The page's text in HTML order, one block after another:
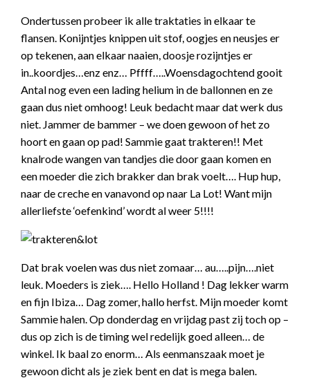
Ondertussen probeer ik alle traktaties in elkaar te
flansen. Konijntjes knippen uit stof, oogjes en neusjes er
op tekenen, aan elkaar naaien, doosje rozijntjes er
in..koordjes…enz enz… Pffff…..Woensdagochtend gooit
Antal nog even een lading helium in de ballonnen en ze
gaan dus niet omhoog! Leuk bedacht maar dat werk dus
niet. Jammer de bammer – we doen gewoon of het zo
hoort en gaan op pad! Sammie gaat trakteren!! Met
knalrode wangen van tandjes die door gaan komen en
een moeder die zich brakker dan brak voelt…. Hup hup,
naar de creche en vanavond op naar La Lot! Want mijn
allerliefste ‘oefenkind’ wordt al weer 5!!!!
Dat brak voelen was dus niet zomaar… au…..pijn….niet
leuk. Moeders is ziek…. Hello Holland ! Dag lekker warm
en fijn Ibiza… Dag zomer, hallo herfst. Mijn moeder komt
Sammie halen. Op donderdag en vrijdag past zij toch op –
dus op zich is de timing wel redelijk goed alleen… de
winkel. Ik baal zo enorm… Als eenmanszaak moet je
gewoon dicht als je ziek bent en dat is mega balen.